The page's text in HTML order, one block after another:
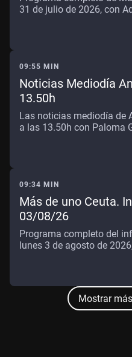
31 de julio de 2026, con
09:55 MIN
Noticias Mediodía
13.50h
Las noticias mediodía de
a las 13.50h con Paloma
09:34 MIN
Más de uno Ceuta.
03/08/26
Programa completo del
lunes 3 de agosto de
Mostrar